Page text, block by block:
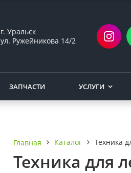
г. Уральск
ул. Ружейникова 14/2
ЗАПЧАСТИ УСЛУГИ
Главная Каталог Техника
Техника для